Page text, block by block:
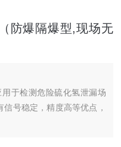
防爆隔爆型,现场无
于检测危险硫化氢泄漏场
号稳定，精度高等优点，